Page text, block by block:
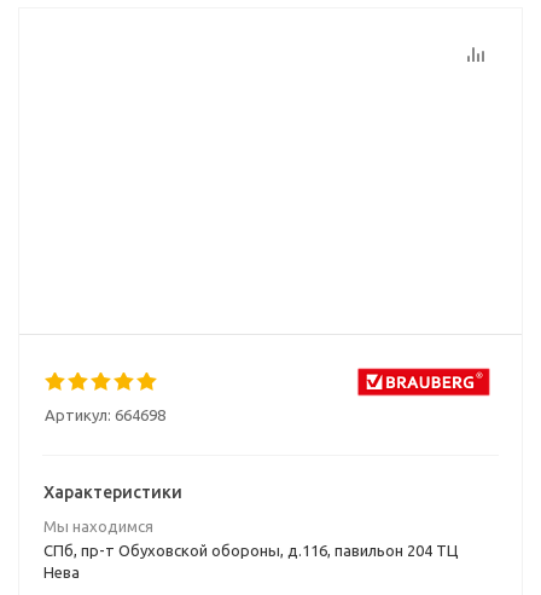
Артикул: 664698
Характеристики
Мы находимся
СПб, пр-т Обуховской обороны, д.116, павильон 204 ТЦ
Нева